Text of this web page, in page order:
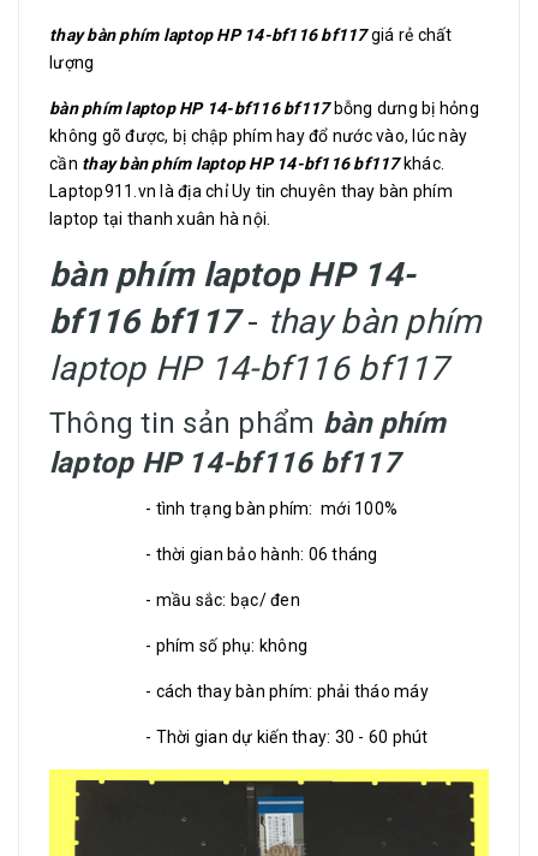
thay bàn phím laptop HP 14-bf116 bf117giá rẻ chất
lượng
bàn phím laptop HP 14-bf116 bf117bỗng dưng bị hỏng
không gõ được, bị chập phím hay đổ nước vào, lúc này
cần thay bàn phím laptop HP 14-bf116 bf117khác.
Laptop911.vn là địa chỉ Uy tin chuyên thay bàn phím
laptop tại thanh xuân hà nội.
bàn phím laptop HP 14-
bf116 bf117- thay bàn phím
laptop HP 14-bf116 bf117
Thông tin sản phẩm bàn phím
laptop HP 14-bf116 bf117
- tình trạng bàn phím: mới 100%
- thời gian bảo hành: 06 tháng
- mầu sắc: bạc/ đen
- phím số phụ: không
- cách thay bàn phím: phải tháo máy
- Thời gian dự kiến thay: 30 - 60 phút